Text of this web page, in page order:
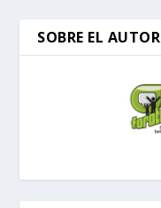
SOBRE EL AUTOR